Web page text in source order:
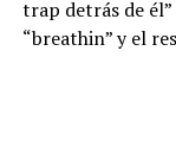
trap detrás de
“breathin” y el